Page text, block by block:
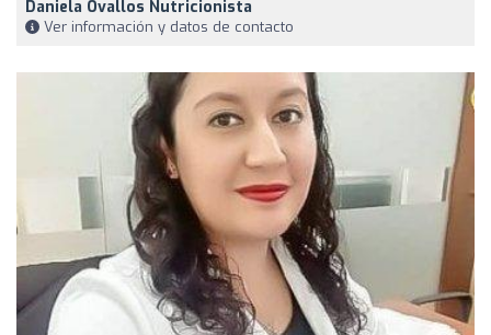
Daniela Ovallos Nutricionista
Ver información y datos de contacto